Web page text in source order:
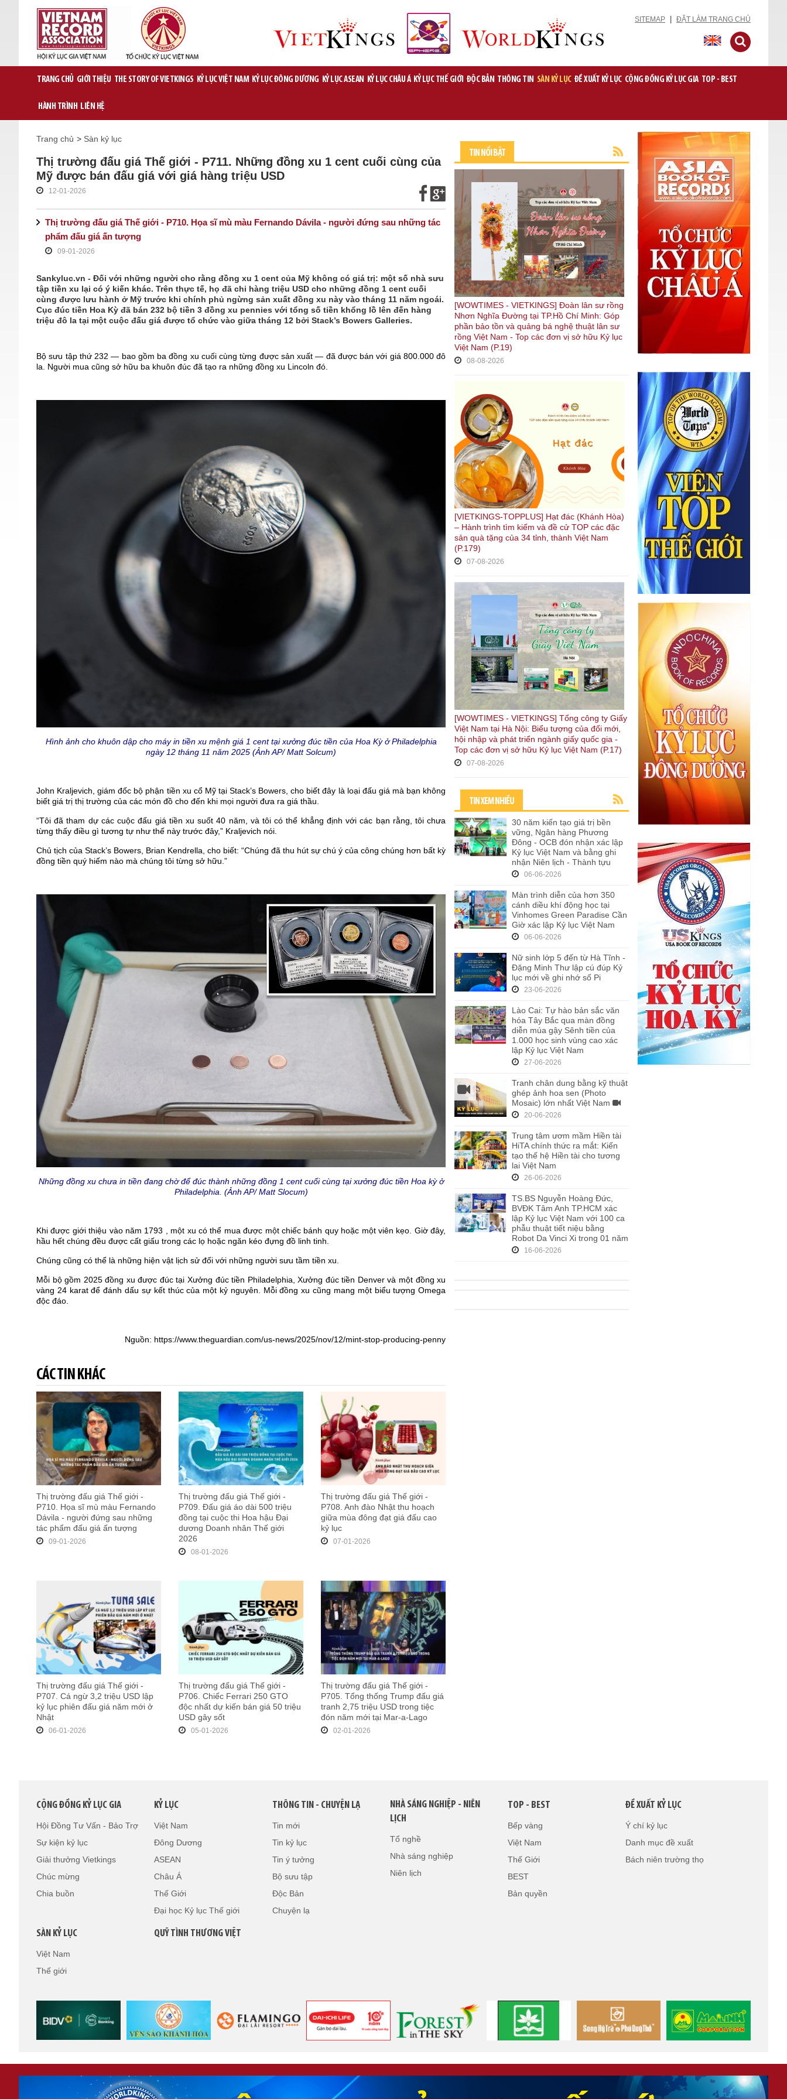
SITEMAP ĐẶT LÀM TRANG CHỦ
TRANG CHỦ GIỚI THIỆU THE STORY OF VIETKINGS KỶ LỤC VIỆT NAM KỶ LỤC ĐÔNG DƯƠNG KỶ LỤC ASEAN KỶ LỤC CHÂU Á KỶ LỤC THẾ GIỚI ĐỘC BẢN THÔNG TIN SÀN KỶ LỤC ĐỀ XUẤT KỶ LỤC CỘNG ĐỒNG KỶ LỤC GIA TOP - BEST
HÀNH TRÌNH LIÊN HỆ
Trang chủ > Sàn kỷ lục
Thị trường đấu giá Thế giới - P711. Những đồng xu 1 cent cuối cùng của
Mỹ được bán đấu giá với giá hàng triệu USD
12-01-2026
Thị trường đấu giá Thế giới - P710. Họa sĩ mù màu Fernando Dávila - người đứng sau những tác
phẩm đấu giá ấn tượng
09-01-2026
Sankyluc.vn - Đối với những người cho rằng đồng xu 1 cent của Mỹ không có giá trị: một số nhà sưu
tập tiền xu lại có ý kiến ​​khác. Trên thực tế, họ đã chi hàng triệu USD cho những đồng 1 cent cuối
cùng được lưu hành ở Mỹ trước khi chính phủ ngừng sản xuất đồng xu này vào tháng 11 năm ngoái.
Cục đúc tiền Hoa Kỳ đã bán 232 bộ tiền 3 đồng xu pennies với tổng số tiền khổng lồ lên đến hàng
triệu đô la tại một cuộc đấu giá được tổ chức vào giữa tháng 12 bởi Stack’s Bowers Galleries.
Bộ sưu tập thứ 232 — bao gồm ba đồng xu cuối cùng từng được sản xuất — đã được bán với giá 800.000 đô
la. Người mua cũng sở hữu ba khuôn đúc đã tạo ra những đồng xu Lincoln đó.
Hình ảnh cho khuôn dập cho máy in tiền xu mệnh giá 1 cent tại xưởng đúc tiền của Hoa Kỳ ở Philadelphia
ngày 12 tháng 11 năm 2025 (Ảnh AP/ Matt Solcum)
John Kraljevich, giám đốc bộ phận tiền xu cổ Mỹ tại Stack’s Bowers, cho biết đây là loại đấu giá mà bạn không
biết giá trị thị trường của các món đồ cho đến khi mọi người đưa ra giá thầu.
“Tôi đã tham dự các cuộc đấu giá tiền xu suốt 40 năm, và tôi có thể khẳng định với các bạn rằng, tôi chưa
từng thấy điều gì tương tự như thế này trước đây,” Kraljevich nói.
Chủ tịch của Stack’s Bowers, Brian Kendrella, cho biết: “Chúng đã thu hút sự chú ý của công chúng hơn bất kỳ
đồng tiền quý hiếm nào mà chúng tôi từng sở hữu.”
Những đồng xu chưa in tiền đang chờ để đúc thành những đồng 1 cent cuối cùng tại xưởng đúc tiền Hoa kỳ ở
Philadelphia. (Ảnh AP/ Matt Slocum)
Khi được giới thiệu vào năm 1793 , một xu có thể mua được một chiếc bánh quy hoặc một viên kẹo. Giờ đây,
hầu hết chúng đều được cất giấu trong các lọ hoặc ngăn kéo đựng đồ linh tinh.
Chúng cũng có thể là những hiện vật lịch sử đối với những người sưu tầm tiền xu.
Mỗi bộ gồm 2025 đồng xu được đúc tại Xưởng đúc tiền Philadelphia, Xưởng đúc tiền Denver và một đồng xu
vàng 24 karat để đánh dấu sự kết thúc của một kỷ nguyên. Mỗi đồng xu cũng mang một biểu tượng Omega
độc đáo.
Nguồn: https://www.theguardian.com/us-news/2025/nov/12/mint-stop-producing-penny
CÁC TIN KHÁC
Thị trường đấu giá Thế giới -
P710. Họa sĩ mù màu Fernando
Dávila - người đứng sau những
tác phẩm đấu giá ấn tượng
09-01-2026
Thị trường đấu giá Thế giới -
P709. Đấu giá áo dài 500 triệu
đồng tại cuộc thi Hoa hậu Đại
dương Doanh nhân Thế giới
2026
08-01-2026
Thị trường đấu giá Thế giới -
P708. Anh đào Nhật thu hoạch
giữa mùa đông đạt giá đấu cao
kỷ lục
07-01-2026
Thị trường đấu giá Thế giới -
P707. Cá ngừ 3,2 triệu USD lập
kỷ lục phiên đấu giá năm mới ở
Nhật
06-01-2026
Thị trường đấu giá Thế giới -
P706. Chiếc Ferrari 250 GTO
độc nhất dự kiến bán giá 50 triệu
USD gây sốt
05-01-2026
Thị trường đấu giá Thế giới -
P705. Tổng thống Trump đấu giá
tranh 2,75 triệu USD trong tiệc
đón năm mới tại Mar-a-Lago
02-01-2026
TIN NỔI BẬT
[WOWTIMES - VIETKINGS] Đoàn lân sư rồng
Nhơn Nghĩa Đường tại TP.Hồ Chí Minh: Góp
phần bảo tồn và quảng bá nghệ thuật lân sư
rồng Việt Nam - Top các đơn vị sở hữu Kỷ lục
Việt Nam (P.19)
08-08-2026
[VIETKINGS-TOPPLUS] Hạt đác (Khánh Hòa)
– Hành trình tìm kiếm và đề cử TOP các đặc
sản quà tặng của 34 tỉnh, thành Việt Nam
(P.179)
07-08-2026
[WOWTIMES - VIETKINGS] Tổng công ty Giấy
Việt Nam tại Hà Nội: Biểu tượng của đổi mới,
hội nhập và phát triển ngành giấy quốc gia -
Top các đơn vị sở hữu Kỷ lục Việt Nam (P.17)
07-08-2026
TIN XEM NHIỀU
30 năm kiến tạo giá trị bền
vững, Ngân hàng Phương
Đông - OCB đón nhận xác lập
Kỷ lục Việt Nam và bằng ghi
nhận Niên lịch - Thành tựu
06-06-2026
Màn trình diễn của hơn 350
cánh diều khí động học tại
Vinhomes Green Paradise Cần
Giờ xác lập Kỷ lục Việt Nam
06-06-2026
Nữ sinh lớp 5 đến từ Hà Tĩnh -
Đặng Minh Thư lập cú đúp Kỷ
lục mới về ghi nhớ số Pi
23-06-2026
Lào Cai: Tự hào bản sắc văn
hóa Tây Bắc qua màn đồng
diễn múa gậy Sênh tiền của
1.000 học sinh vùng cao xác
lập Kỷ lục Việt Nam
27-06-2026
Tranh chân dung bằng kỹ thuật
ghép ảnh hoa sen (Photo
Mosaic) lớn nhất Việt Nam
20-06-2026
Trung tâm ươm mầm Hiền tài
HiTA chính thức ra mắt: Kiến
tạo thế hệ Hiền tài cho tương
lai Việt Nam
26-06-2026
TS.BS Nguyễn Hoàng Đức,
BVĐK Tâm Anh TP.HCM xác
lập Kỷ lục Việt Nam với 100 ca
phẫu thuật tiết niệu bằng
Robot Da Vinci Xi trong 01 năm
16-06-2026
CỘNG ĐỒNG KỶ LỤC GIA
Hội Đồng Tư Vấn - Bảo Trợ
Sự kiện kỷ lục
Giải thưởng Vietkings
Chúc mừng
Chia buồn
KỶ LỤC
Việt Nam
Đông Dương
ASEAN
Châu Á
Thế Giới
Đại học Kỷ lục Thế giới
THÔNG TIN - CHUYỆN LẠ
Tin mới
Tin kỷ lục
Tin ý tưởng
Bộ sưu tập
Độc Bản
Chuyện lạ
NHÀ SÁNG NGHIỆP - NIÊN
LỊCH
Tổ nghề
Nhà sáng nghiệp
Niên lịch
TOP - BEST
Bếp vàng
Việt Nam
Thế Giới
BEST
Bản quyền
ĐỀ XUẤT KỶ LỤC
Ý chí kỷ lục
Danh mục đề xuất
Bách niên trường thọ
SÀN KỶ LỤC
Việt Nam
Thế giới
QUỸ TÌNH THƯƠNG VIỆT